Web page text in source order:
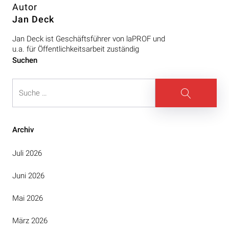
Autor
Jan Deck
Jan Deck ist Geschäftsführer von laPROF und
u.a. für Öffentlichkeitsarbeit zuständig
Beitragsnavigation
Suchen
Suche
Archiv
Juli 2026
Juni 2026
Mai 2026
März 2026